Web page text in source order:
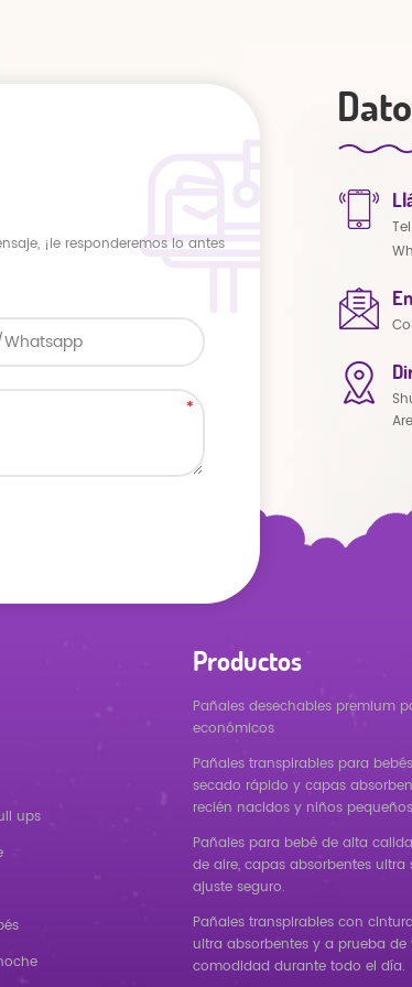
¡le responderemos lo antes
ups
Productos
Pañales desechables premium
económicos
Pañales transpirables para
secado rápido y capas
recién nacidos y niños
Pañales para bebé de alta
de aire, capas absorbentes ultra
ajuste seguro.
Pañales transpirables con
ultra absorbentes y a prueba
comodidad durante todo el día.